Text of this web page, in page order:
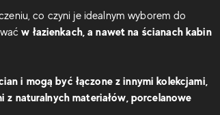
co czyni je idealnym wyborem do
w łazienkach, a nawet na ścianach kabin
i mogą być łączone z innymi kolekcjami,
z naturalnych materiałów, porcelanowe